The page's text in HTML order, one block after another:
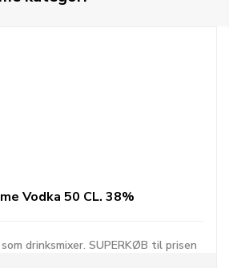
Vodka 50 CL. 38%
drinksmixer. SUPERKØB til prisen